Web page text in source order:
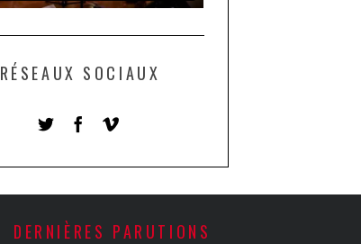
RÉSEAUX SOCIAUX
DERNIÈRES PARUTIONS